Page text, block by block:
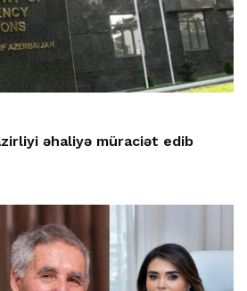
əhaliyə müraciət edib